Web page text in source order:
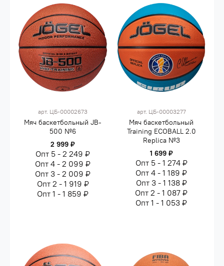
арт. ЦБ-00002673
Мяч баскетбольный JB-
500 №6
2 999 ₽
Опт 5 - 2 249 ₽
Опт 4 - 2 099 ₽
Опт 3 - 2 009 ₽
Опт 2 - 1 919 ₽
Опт 1 - 1 859 ₽
арт. ЦБ-00003277
Мяч баскетбольный
Training ECOBALL 2.0
Replica №3
1 699 ₽
Опт 5 - 1 274 ₽
Опт 4 - 1 189 ₽
Опт 3 - 1 138 ₽
Опт 2 - 1 087 ₽
Опт 1 - 1 053 ₽